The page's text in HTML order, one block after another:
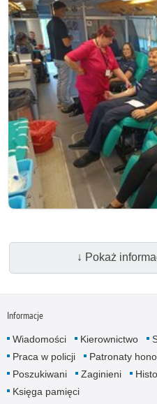
↓ Pokaż
Informacje
Wiadomości Kierownictwo
Praca w policji
Patronaty
Poszukiwani
Zaginieni
Księga pamięci